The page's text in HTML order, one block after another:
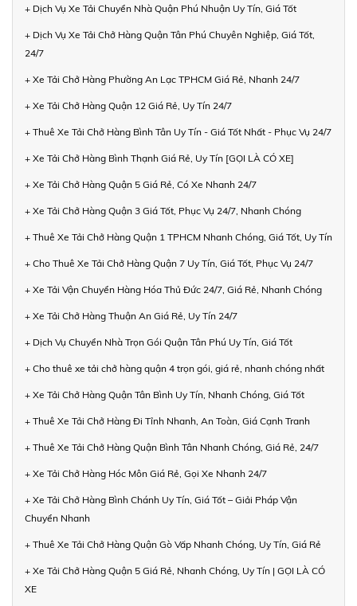
+ Dịch Vụ Xe Tải Chuyển Nhà Quận Phú Nhuận Uy Tín, Giá Tốt
+ Dịch Vụ Xe Tải Chở Hàng Quận Tân Phú Chuyên Nghiệp, Giá Tốt,
24/7
+ Xe Tải Chở Hàng Phường An Lạc TPHCM Giá Rẻ, Nhanh 24/7
+ Xe Tải Chở Hàng Quận 12 Giá Rẻ, Uy Tín 24/7
+ Thuê Xe Tải Chở Hàng Bình Tân Uy Tín - Giá Tốt Nhất - Phục Vụ 24/7
+ Xe Tải Chở Hàng Bình Thạnh Giá Rẻ, Uy Tín [GỌI LÀ CÓ XE]
+ Xe Tải Chở Hàng Quận 5 Giá Rẻ, Có Xe Nhanh 24/7
+ Xe Tải Chở Hàng Quận 3 Giá Tốt, Phục Vụ 24/7, Nhanh Chóng
+ Thuê Xe Tải Chở Hàng Quận 1 TPHCM Nhanh Chóng, Giá Tốt, Uy Tín
+ Cho Thuê Xe Tải Chở Hàng Quận 7 Uy Tín, Giá Tốt, Phục Vụ 24/7
+ Xe Tải Vận Chuyển Hàng Hóa Thủ Đức 24/7, Giá Rẻ, Nhanh Chóng
+ Xe Tải Chở Hàng Thuận An Giá Rẻ, Uy Tín 24/7
+ Dịch Vụ Chuyển Nhà Trọn Gói Quận Tân Phú Uy Tín, Giá Tốt
+ Cho thuê xe tải chở hàng quận 4 trọn gói, giá rẻ, nhanh chóng nhất
+ Xe Tải Chở Hàng Quận Tân Bình Uy Tín, Nhanh Chóng, Giá Tốt
+ Thuê Xe Tải Chở Hàng Đi Tỉnh Nhanh, An Toàn, Giá Cạnh Tranh
+ Thuê Xe Tải Chở Hàng Quận Bình Tân Nhanh Chóng, Giá Rẻ, 24/7
+ Xe Tải Chở Hàng Hóc Môn Giá Rẻ, Gọi Xe Nhanh 24/7
+ Xe Tải Chở Hàng Bình Chánh Uy Tín, Giá Tốt – Giải Pháp Vận
Chuyển Nhanh
+ Thuê Xe Tải Chở Hàng Quận Gò Vấp Nhanh Chóng, Uy Tín, Giá Rẻ
+ Xe Tải Chở Hàng Quận 5 Giá Rẻ, Nhanh Chóng, Uy Tín | GỌI LÀ CÓ
XE